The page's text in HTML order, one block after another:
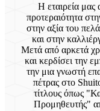
Η εταιρεία μας
προτεραιότητα
στην αξία του
και στην
Μετά από αρκετά
και κερδίσει την
την μια γνωστή
πέτρας στο
τίτλους όπως
Προμηθευτής"